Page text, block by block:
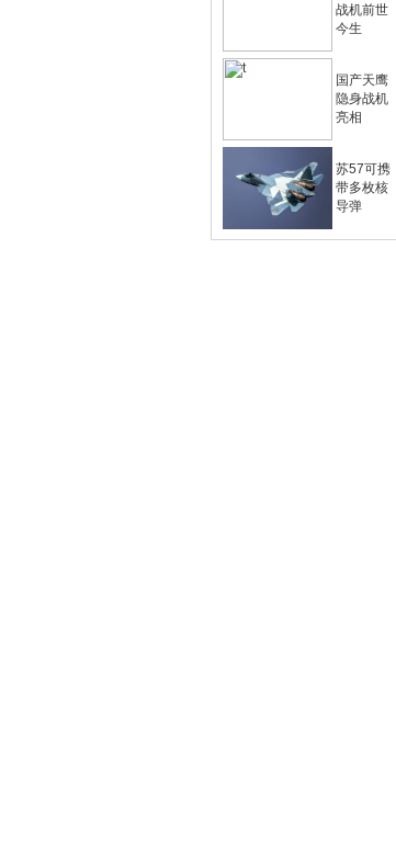
战机前世
今生
国产天鹰
隐身战机
亮相
苏57可携
带多枚核
导弹